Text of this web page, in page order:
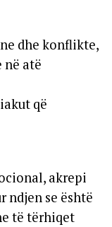
dhe konflikte,
në atë
që
akrepi
ndjen se është
të tërhiqet